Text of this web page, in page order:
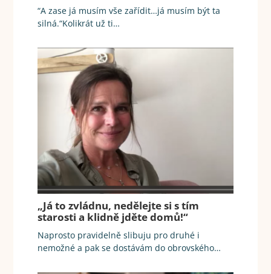
“A zase já musím vše zařídit…já musím být ta
silná.“Kolikrát už ti…
„Já to zvládnu, nedělejte si s tím
starosti a klidně jděte domů!“
Naprosto pravidelně slibuju pro druhé i
nemožné a pak se dostávám do obrovského…